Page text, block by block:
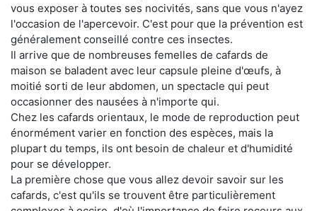
vous exposer à toutes ses nocivités, sans que vous n'ayez
l'occasion de l'apercevoir. C'est pour que la prévention est
généralement conseillé contre ces insectes.
Il arrive que de nombreuses femelles de cafards de
maison se baladent avec leur capsule pleine d'œufs, à
moitié sorti de leur abdomen, un spectacle qui peut
occasionner des nausées à n'importe qui.
Chez les cafards orientaux, le mode de reproduction peut
énormément varier en fonction des espèces, mais la
plupart du temps, ils ont besoin de chaleur et d'humidité
pour se développer.
La première chose que vous allez devoir savoir sur les
cafards, c'est qu'ils se trouvent être particulièrement